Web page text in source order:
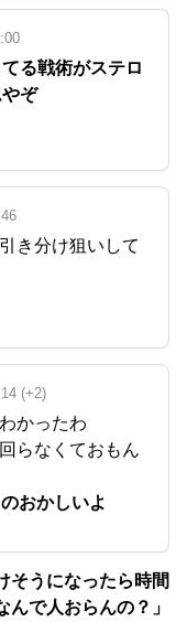
る戦術がステロ
ぞ
き分け狙いして
(+2)
かったわ
らなくておもん
おかしいよ
そうになったら時間
で人おらんの？」